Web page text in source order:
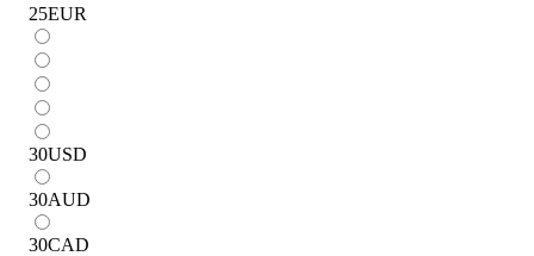
25EUR
30USD
30AUD
30CAD